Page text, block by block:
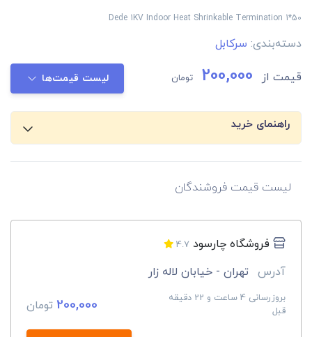
Dede 1KV Indoor Heat Shrinkable Termination 1*50
دسته‌بندی: سرکابل
قیمت از 200,000 تومان لیست قیمت‌ها
راهنمای خرید
لیست قیمت فروشندگان
فروشگاه چارسود 4.7
آدرس تهران - خیابان لاله زار
بروزرسانی 4 ساعت و 22 دقیقه
قبل
200,000 تومان